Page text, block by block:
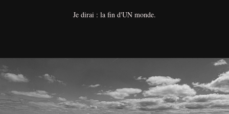
Je dirai : la fin d'UN monde.